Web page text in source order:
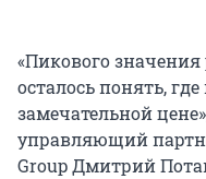
«Пикового значения
осталось понять,
замечательной
управляющий
Group Дмитрий